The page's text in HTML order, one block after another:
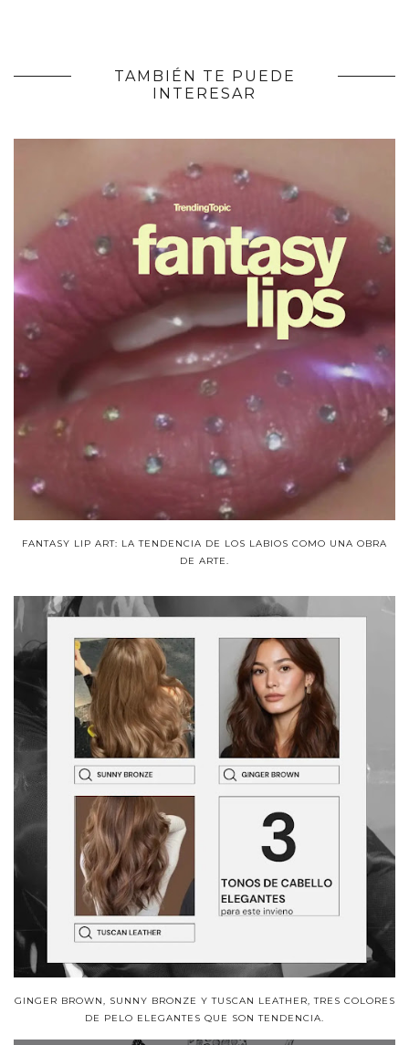
TAMBIÉN TE PUEDE
INTERESAR
FANTASY LIP ART: LA TENDENCIA DE LOS LABIOS COMO UNA OBRA
DE ARTE.
GINGER BROWN, SUNNY BRONZE Y TUSCAN LEATHER, TRES COLORES
DE PELO ELEGANTES QUE SON TENDENCIA.